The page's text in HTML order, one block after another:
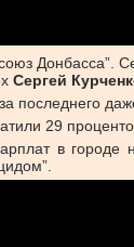
Сергей
29
в